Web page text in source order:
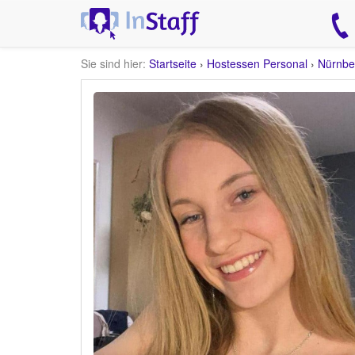
Sie sind hier: Startseite › Hostessen Personal ›